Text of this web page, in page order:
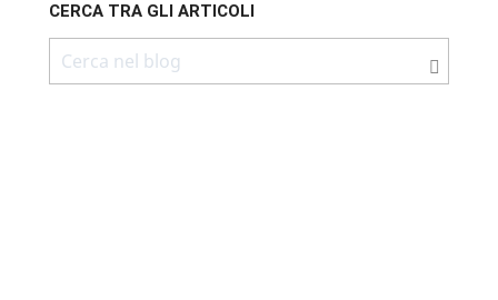
CERCA TRA GLI ARTICOLI